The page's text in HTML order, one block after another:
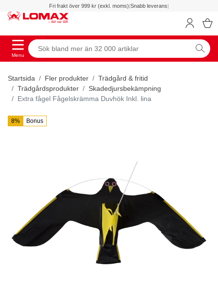
Fri frakt över 999 kr (exkl. moms)|Snabb leverans|
Menu
Startsida Fler produkter
Trädgård & fritid
Trädgårdsprodukter
Skadedjursbekämpning
Extra fågel Fågelskrämma Duvhök Inkl. lina
8% Bonus